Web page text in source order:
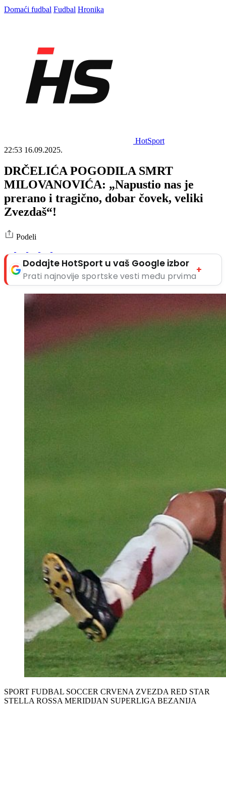
Domaći fudbal Fudbal Hronika
HotSport
22:53 16.09.2025.
DRČELIĆA POGODILA SMRT
MILOVANOVIĆA: „Napustio nas je
prerano i tragično, dobar čovek, veliki
Zvezdaš“!
Podeli
Dodajte HotSport u vaš Google izbor
Prati najnovije sportske vesti među prvima
+
SPORT FUDBAL SOCCER CRVENA ZVEZDA RED STAR
STELLA ROSSA MERIDIJAN SUPERLIGA BEZANIJA